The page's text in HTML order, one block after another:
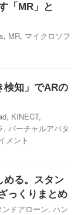
「MR」と
, MR, マイクロソフ
検知」でARの
, KINECT,
, バーチャルアバタ
メント
める。スタン
っくりまとめ
ンドアローン, ハン